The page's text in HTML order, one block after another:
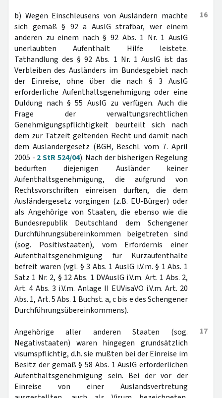
16
b) Wegen Einschleusens von Ausländern machte
sich gemäß § 92 a AuslG strafbar, wer einem
anderen zu einem nach § 92 Abs. 1 Nr. 1 AuslG
unerlaubten Aufenthalt Hilfe leistete.
Tathandlung des § 92 Abs. 1 Nr. 1 AuslG ist das
Verbleiben des Ausländers im Bundesgebiet nach
der Einreise, ohne über die nach § 3 AuslG
erforderliche Aufenthaltsgenehmigung oder eine
Duldung nach § 55 AuslG zu verfügen. Auch die
Frage der verwaltungsrechtlichen
Genehmigungspflichtigkeit beurteilt sich nach
dem zur Tatzeit geltenden Recht und damit nach
dem Ausländergesetz (BGH, Beschl. vom 7. April
2005 - 2 StR 524/04). Nach der bisherigen Regelung
bedurften diejenigen Ausländer keiner
Aufenthaltsgenehmigung, die aufgrund von
Rechtsvorschriften einreisen durften, die dem
Ausländergesetz vorgingen (z.B. EU-Bürger) oder
als Angehörige von Staaten, die ebenso wie die
Bundesrepublik Deutschland dem Schengener
Durchführungsübereinkommen beigetreten sind
(sog. Positivstaaten), vom Erfordernis einer
Aufenthaltsgenehmigung für Kurzaufenthalte
befreit waren (vgl. § 3 Abs. 1 AuslG i.V.m. § 1 Abs. 1
Satz 1 Nr. 2, § 12 Abs. 1 DVAuslG i.V.m. Art. 1 Abs. 2,
Art. 4 Abs. 3 i.V.m. Anlage II EUVisaVO i.V.m. Art. 20
Abs. 1, Art. 5 Abs. 1 Buchst. a, c bis e des Schengener
Durchführungsübereinkommens).
17
Angehörige aller anderen Staaten (sog.
Negativstaaten) waren hingegen grundsätzlich
visumspflichtig, d.h. sie mußten bei der Einreise im
Besitz der gemäß § 58 Abs. 1 AuslG erforderlichen
Aufenthaltsgenehmigung sein. Bei der vor der
Einreise von einer Auslandsvertretung